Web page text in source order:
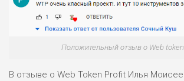
Положительный отзыв о Web
В отзыве о Web Token Profit Илья